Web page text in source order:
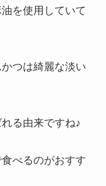
を使用していて
つは綺麗な淡い
る由来ですね♪
べるのがおすす